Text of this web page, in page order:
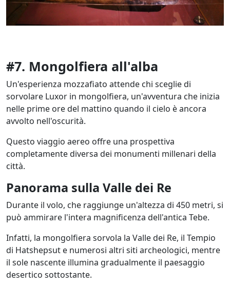
#7. Mongolfiera all'alba
Un'esperienza mozzafiato attende chi sceglie di
sorvolare Luxor in mongolfiera, un'avventura che inizia
nelle prime ore del mattino quando il cielo è ancora
avvolto nell'oscurità.
Questo viaggio aereo offre una prospettiva
completamente diversa dei monumenti millenari della
città.
Panorama sulla Valle dei Re
Durante il volo, che raggiunge un'altezza di 450 metri, si
può ammirare l'intera magnificenza dell'antica Tebe.
Infatti, la mongolfiera sorvola la Valle dei Re, il Tempio
di Hatshepsut e numerosi altri siti archeologici, mentre
il sole nascente illumina gradualmente il paesaggio
desertico sottostante.